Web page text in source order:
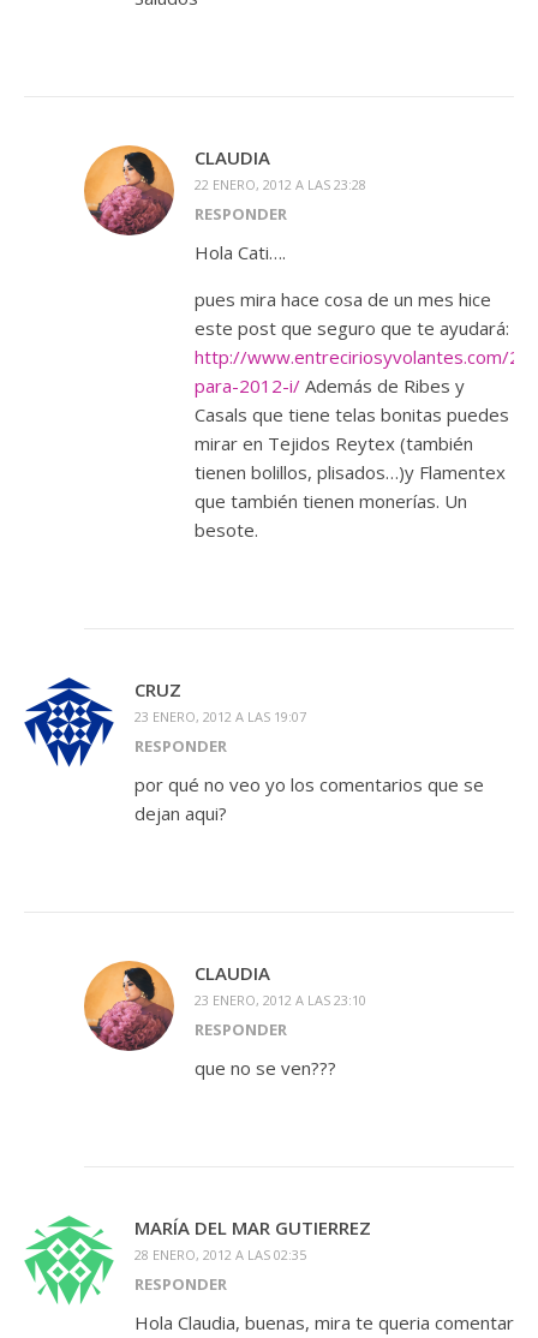
CLAUDIA
22 ENERO, 2012 A LAS 23:28
RESPONDER
Hola Cati….
pues mira hace cosa de un mes hice
este post que seguro que te ayudará:
http://www.entreciriosyvolantes.com/
para-2012-i/ Además de Ribes y
Casals que tiene telas bonitas puedes
mirar en Tejidos Reytex (también
tienen bolillos, plisados…)y Flamentex
que también tienen monerías. Un
besote.
CRUZ
23 ENERO, 2012 A LAS 19:07
RESPONDER
por qué no veo yo los comentarios que se
dejan aqui?
CLAUDIA
23 ENERO, 2012 A LAS 23:10
RESPONDER
que no se ven???
MARÍA DEL MAR GUTIERREZ
28 ENERO, 2012 A LAS 02:35
RESPONDER
Hola Claudia, buenas, mira te queria comentar